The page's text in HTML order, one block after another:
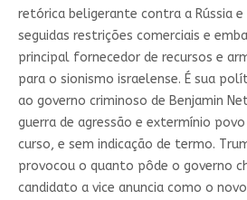
retórica beligerante contra a Rússia e
seguidas restrições comerciais e
principal fornecedor de recursos e
para o sionismo israelense. É sua
ao governo criminoso de Benjamin
guerra de agressão e extermínio
curso, e sem indicação de termo.
provocou o quanto pôde o governo
candidato a vice anuncia como o